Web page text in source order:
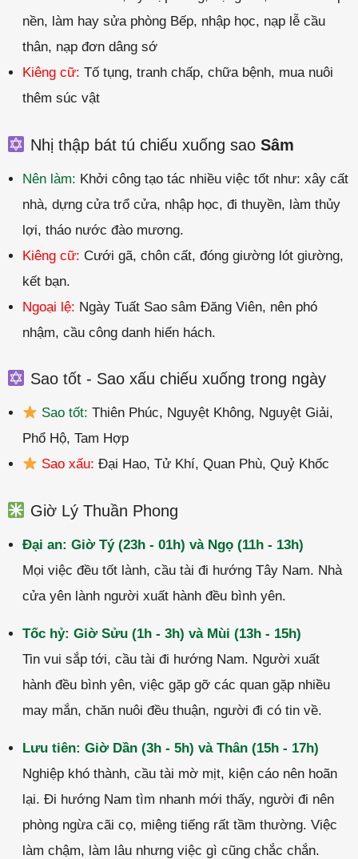
nền, làm hay sửa phòng Bếp, nhập học, nạp lễ cầu
thân, nạp đơn dâng sớ
Kiêng cữ: Tố tụng, tranh chấp, chữa bệnh, mua nuôi
thêm súc vật
Nhị thập bát tú chiếu xuống sao Sâm
Nên làm: Khởi công tạo tác nhiều việc tốt như: xây cất
nhà, dựng cửa trổ cửa, nhập học, đi thuyền, làm thủy
lợi, tháo nước đào mương.
Kiêng cữ: Cưới gã, chôn cất, đóng giường lót giường,
kết bạn.
Ngoại lệ: Ngày Tuất Sao sâm Đăng Viên, nên phó
nhậm, cầu công danh hiển hách.
Sao tốt - Sao xấu chiếu xuống trong ngày
Sao tốt: Thiên Phúc, Nguyệt Không, Nguyệt Giải,
Phổ Hộ, Tam Hợp
Sao xấu: Đại Hao, Tử Khí, Quan Phù, Quỷ Khốc
Giờ Lý Thuần Phong
Đại an: Giờ Tý (23h - 01h) và Ngọ (11h - 13h)
Mọi việc đều tốt lành, cầu tài đi hướng Tây Nam. Nhà
cửa yên lành người xuất hành đều bình yên.
Tốc hỷ: Giờ Sửu (1h - 3h) và Mùi (13h - 15h)
Tin vui sắp tới, cầu tài đi hướng Nam. Người xuất
hành đều bình yên, việc gặp gỡ các quan gặp nhiều
may mắn, chăn nuôi đều thuận, người đi có tin về.
Lưu tiên: Giờ Dần (3h - 5h) và Thân (15h - 17h)
Nghiệp khó thành, cầu tài mờ mịt, kiện cáo nên hoãn
lại. Đi hướng Nam tìm nhanh mới thấy, người đi nên
phòng ngừa cãi cọ, miệng tiếng rất tầm thường. Việc
làm chậm, làm lâu nhưng việc gì cũng chắc chắn.